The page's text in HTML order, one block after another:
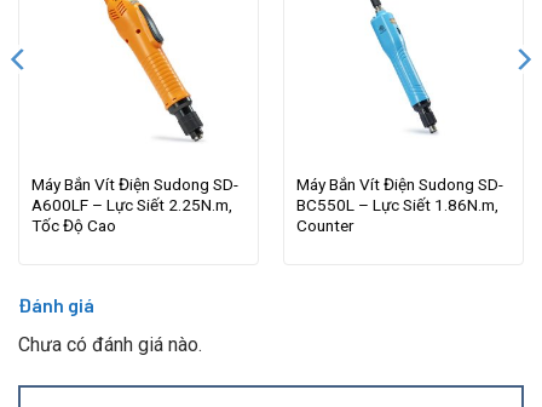
Máy Bắn Vít Điện Sudong SD-
A600LF – Lực Siết 2.25N.m,
Tốc Độ Cao
Máy Bắn Vít Điện Sudong SD-
BC550L – Lực Siết 1.86N.m,
Counter
Đánh giá
Chưa có đánh giá nào.